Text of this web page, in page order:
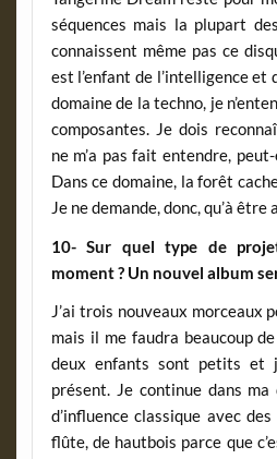
séquences mais la plupart
connaissent même pas ce
est l’enfant de l’intelligence et
domaine de la techno, je
composantes. Je dois
ne m’a pas fait entendre,
Dans ce domaine, la forêt
Je ne demande, donc, qu’à être
10- Sur quel type de
moment ? Un nouvel album
J’ai trois nouveaux morceaux
mais il me faudra beaucoup
deux enfants sont petits et
présent. Je continue dans ma
d’influence classique avec
flûte, de hautbois parce que